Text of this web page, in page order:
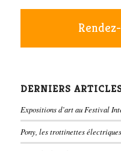
DERNIERS
Expositions d’art au Festival
Pony, les trottinettes